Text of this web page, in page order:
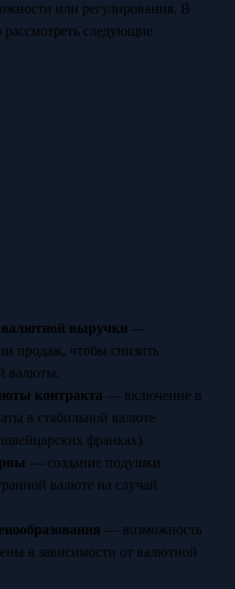
или регулирования. В
следующие
выручки —
продаж, чтобы снизить
валюты.
контракта — включение в
в стабильной валюте
франках).
— создание подушки
валюте на случай
— возможность
в зависимости от валютной